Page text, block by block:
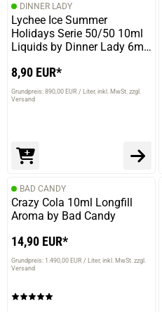
DINNER LADY
Lychee Ice Summer
Holidays Serie 50/50 10ml
Liquids by Dinner Lady 6mg
8,90 EUR*
Grundpreis: 890,00 EUR / Liter inkl. MwSt. zzgl.
Versand
BAD CANDY
Crazy Cola 10ml Longfill
Aroma by Bad Candy
14,90 EUR*
Grundpreis: 1.490,00 EUR / Liter inkl. MwSt. zzgl.
Versand